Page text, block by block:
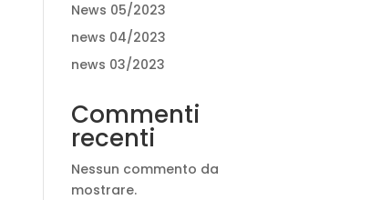
News 05/2023
news 04/2023
news 03/2023
Commenti
recenti
Nessun commento da
mostrare.